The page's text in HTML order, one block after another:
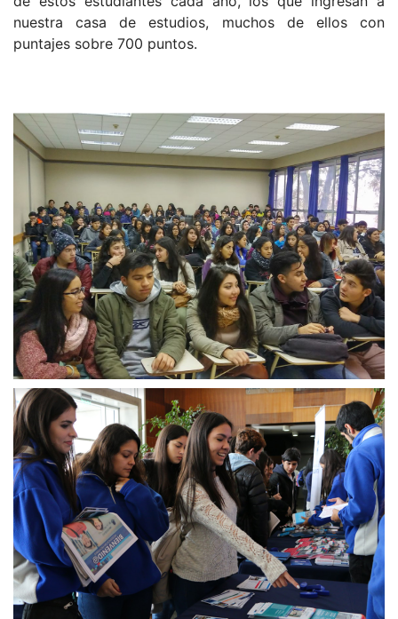
nuestra casa de estudios, muchos de ellos con
puntajes sobre 700 puntos.